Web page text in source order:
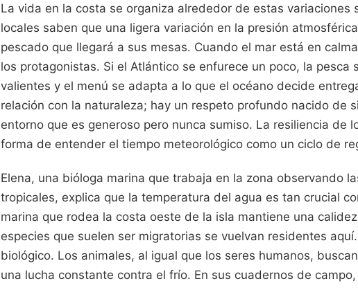
La vida en la costa se organiza alrededor de estas variaciones
locales saben que una ligera variación en la presión
pescado que llegará a sus mesas. Cuando el mar está en
los protagonistas. Si el Atlántico se enfurece un poco, la pesca
valientes y el menú se adapta a lo que el océano decide
relación con la naturaleza; hay un respeto profundo nacido de
entorno que es generoso pero nunca sumiso. La resiliencia de
forma de entender el tiempo meteorológico como un ciclo de
Elena, una bióloga marina que trabaja en la zona observando
tropicales, explica que la temperatura del agua es tan crucial
marina que rodea la costa oeste de la isla mantiene una
especies que suelen ser migratorias se vuelvan residentes
biológico. Los animales, al igual que los seres humanos,
una lucha constante contra el frío. En sus cuadernos de